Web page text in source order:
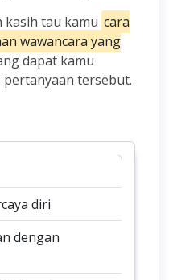
kasih tau kamu cara
wawancara yang
dapat kamu
pertanyaan tersebut.
diri
dengan